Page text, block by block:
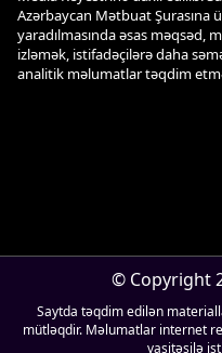
Azərbaycan Mətbuat Şurasına
yaradılmasında əsas məqsəd,
izləmək, istifadəçilərə daha
analitik məlumatlar təqdim
© Copyright
Saytda təqdim edilən
mütləqdir. Məlumatlar internet
vasitəsilə